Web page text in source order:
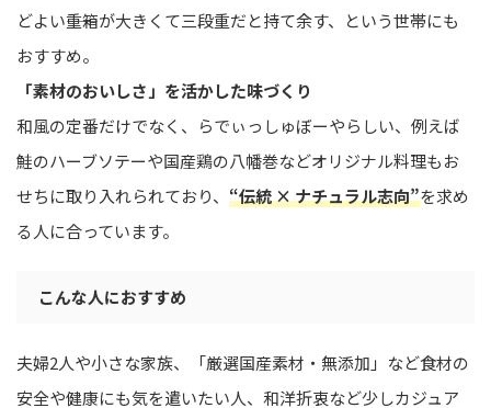
どよい――重箱が大きくて三段重だと持て余す、という世帯にも
おすすめ。
「素材のおいしさ」を活かした味づくり
和風の定番だけでなく、らでぃっしゅぼーやらしい、例えば
鮭のハーブソテーや国産鶏の八幡巻などオリジナル料理もお
せちに取り入れられており、 “伝統 × ナチュラル志向”を求め
る人に合っています。
こんな人におすすめ
夫婦2人や小さな家族、「厳選国産素材・無添加」など食材の
安全や健康にも気を遣いたい人、和洋折衷など少しカジュア